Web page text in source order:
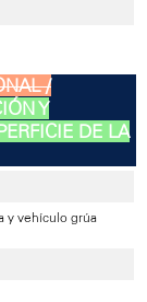
/
Y
DE LA
y vehículo grúa